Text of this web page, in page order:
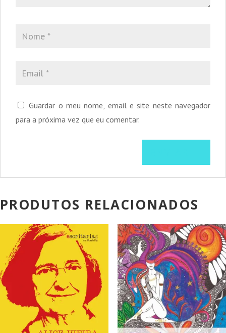
Guardar o meu nome, email e site neste navegador
para a próxima vez que eu comentar.
PRODUTOS RELACIONADOS
PROMOÇÃO! PROMOÇÃO!